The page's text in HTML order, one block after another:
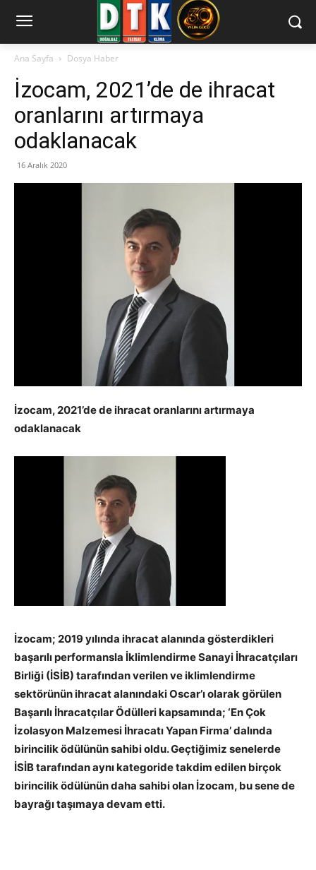
Ana Sayfa Dosya Haber
İzocam, 2021’de de ihracat
oranlarını artırmaya
odaklanacak
16 Aralık 2020
İzocam, 2021’de de ihracat oranlarını artırmaya
odaklanacak
İzocam; 2019 yılında ihracat alanında gösterdikleri
başarılı performansla İklimlendirme Sanayi İhracatçıları
Birliği (İSİB) tarafından verilen ve iklimlendirme
sektörünün ihracat alanındaki Oscar’ı olarak görülen
Başarılı İhracatçılar Ödülleri kapsamında; ‘En Çok
İzolasyon Malzemesi İhracatı Yapan Firma’ dalında
birincilik ödülünün sahibi oldu. Geçtiğimiz senelerde
İSİB tarafından aynı kategoride takdim edilen birçok
birincilik ödülünün daha sahibi olan İzocam, bu sene de
bayrağı taşımaya devam etti.